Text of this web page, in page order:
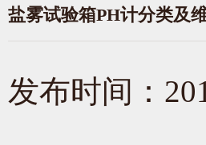
盐雾试验箱PH计分类及
发布时间：